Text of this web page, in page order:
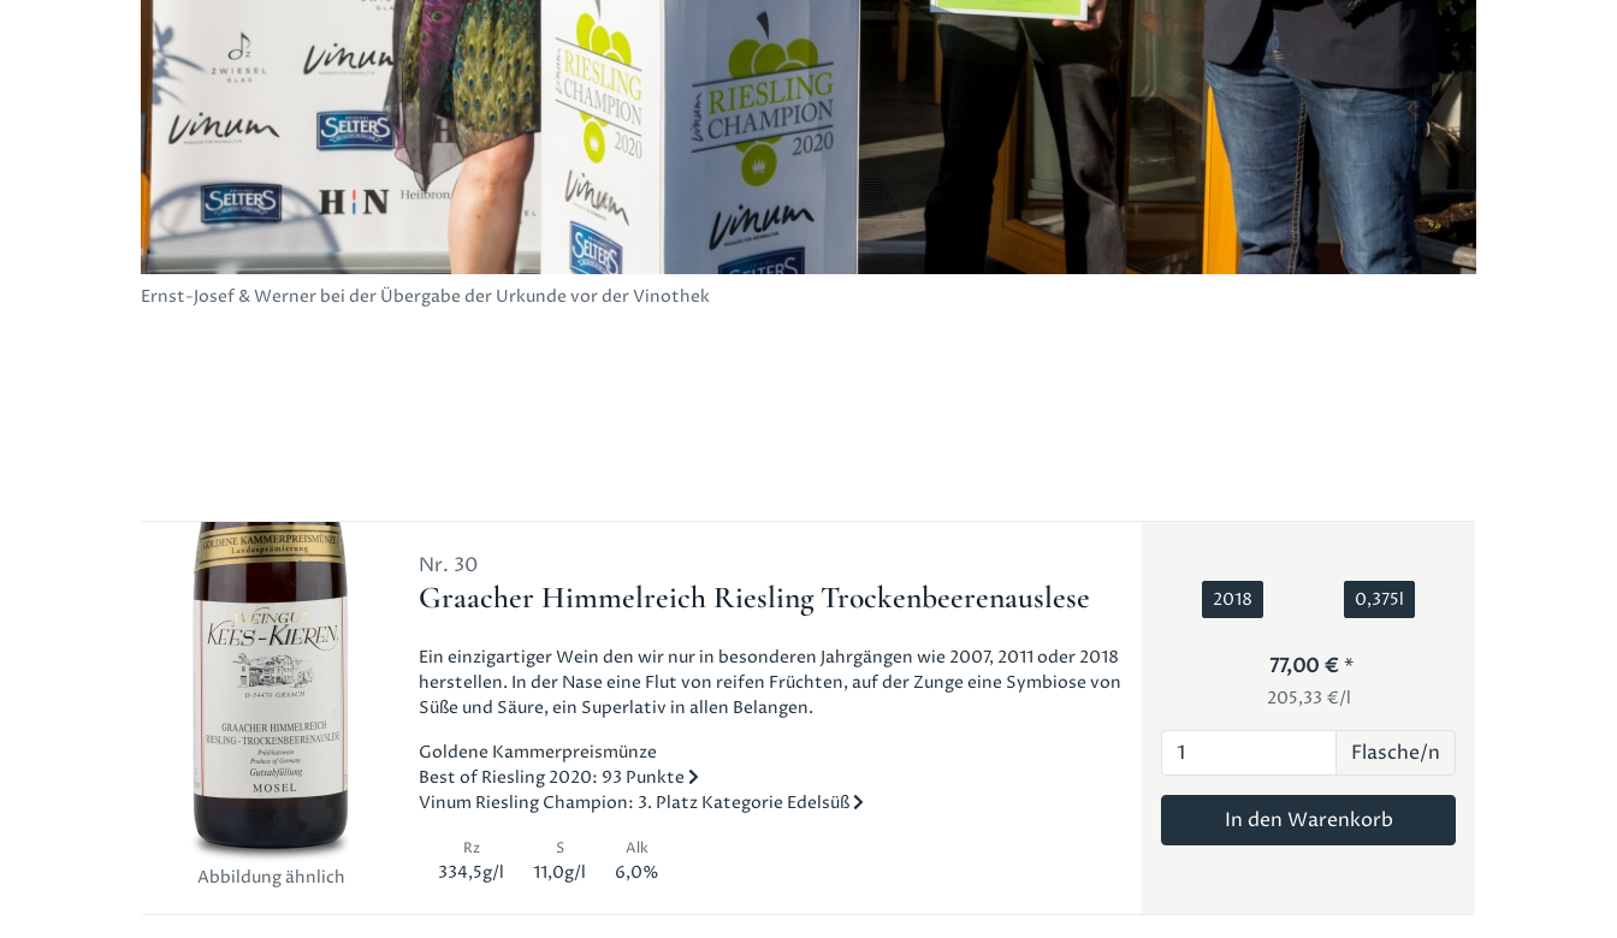
Ernst-Josef & Werner bei der Übergabe der Urkunde vor der Vinothek
Abbildung ähnlich
Nr. 30
Graacher Himmelreich Riesling Trockenbeerenauslese
Ein einzigartiger Wein den wir nur in besonderen Jahrgängen wie 2007, 2011 oder 2018
herstellen. In der Nase eine Flut von reifen Früchten, auf der Zunge eine Symbiose von
Süße und Säure, ein Superlativ in allen Belangen.
Goldene Kammerpreismünze
Best of Riesling 2020: 93 Punkte
Vinum Riesling Champion: 3. Platz Kategorie Edelsüß
Rz
334,5g/l
S
11,0g/l
Alk
6,0%
2018 0,375l
77,00 €
205,33 €/l
Flasche/n
In den Warenkorb